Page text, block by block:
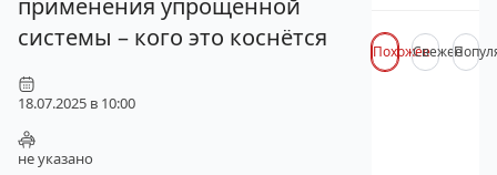
применения упрощенной
системы – кого это коснётся
18.07.2025 в 10:00
не указано
ПохожееСвежее